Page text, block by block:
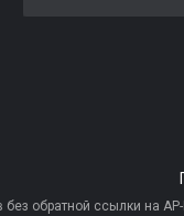
обратной ссылки на